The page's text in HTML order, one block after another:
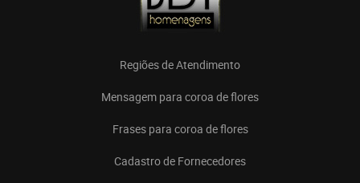
Regiões de Atendimento
Mensagem para coroa de flores
Frases para coroa de flores
Cadastro de Fornecedores